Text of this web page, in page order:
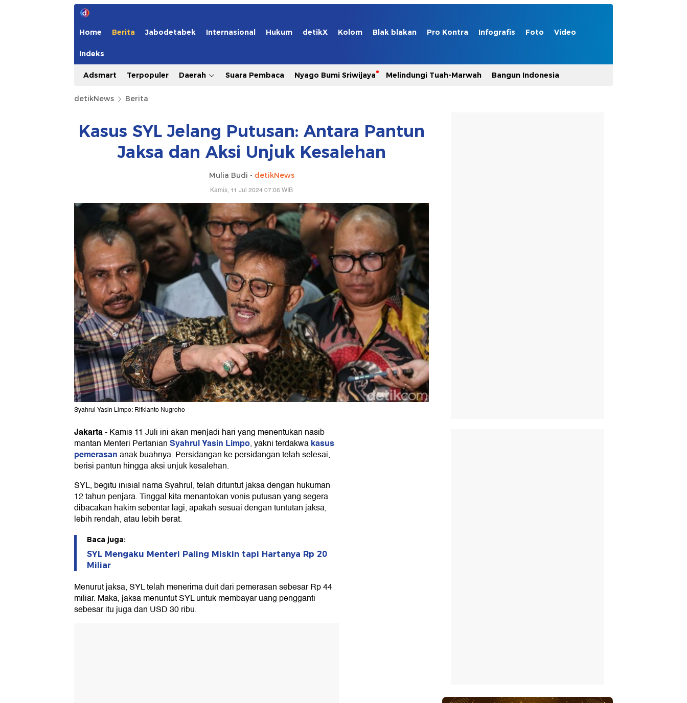
Home Berita Jabodetabek Internasional Hukum detikX Kolom Blak blakan Pro Kontra Infografis Foto Video
Indeks
Adsmart Terpopuler Daerah Suara Pembaca Nyago Bumi Sriwijaya Melindungi Tuah-Marwah Bangun Indonesia
detikNews Berita
Kasus SYL Jelang Putusan: Antara Pantun
Jaksa dan Aksi Unjuk Kesalehan
Mulia Budi - detikNews
Kamis, 11 Jul 2024 07:06 WIB
Syahrul Yasin Limpo: Rifkianto Nugroho
Jakarta-Kamis 11 Juli ini akan menjadi hari yang menentukan nasib
mantan Menteri PertanianSyahrul Yasin Limpo, yakni terdakwakasus
pemerasananak buahnya. Persidangan ke persidangan telah selesai,
berisi pantun hingga aksi unjuk kesalehan.
SYL, begitu inisial nama Syahrul, telah dituntut jaksa dengan hukuman
12 tahun penjara. Tinggal kita menantokan vonis putusan yang segera
dibacakan hakim sebentar lagi, apakah sesuai dengan tuntutan jaksa,
lebih rendah, atau lebih berat.
Baca juga:
SYL Mengaku Menteri Paling Miskin tapi Hartanya Rp 20
Miliar
Menurut jaksa, SYL telah menerima duit dari pemerasan sebesar Rp 44
miliar. Maka, jaksa menuntut SYL untuk membayar uang pengganti
sebesar itu juga dan USD 30 ribu.